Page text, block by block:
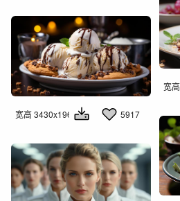
宽
宽高 3430x1960 5917